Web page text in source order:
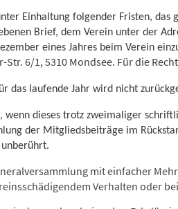
Einhaltung folgender Fristen, das
Brief, dem Verein unter der
eines Jahres beim Verein
Str. 6/1, 5310 Mondsee. Für die
das laufende Jahr wird nicht
dieses trotz zweimaliger
der Mitgliedsbeiträge im
mit einfacher
Verhalten oder